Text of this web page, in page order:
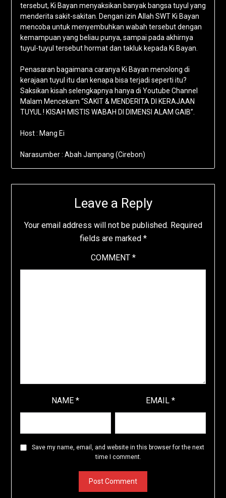
tersebut, Ki Bayan menyaksikan banyak bangsa tuyul yang
menderita sakit-sakitan. Dengan izin Allah SWT Ki Bayan
mencoba untuk menyembuhkan wabah tersebut dengan
kemampuan yang beliau punya, sampai pada akhirnya
tuyul-tuyul tersebut hormat dan takluk kepada Ki Bayan.
Penasaran bagaimana caranya Ki Bayan menolong di
kerajaan tuyul itu dan kenapa bisa terjadi seperti itu?
Saksikan kisah selengkapnya hanya di Youtube Channel
Malam Mencekam “SAKIT & MENDERITA DI KERAJAAN
TUYUL ! KISAH MISTIS WABAH DI DIMENSI ALAM GAIB”.
Host : Mang Ei
Narasumber : Abah Jampang (Cirebon)
Leave a Reply
Your email address will not be published. Required
fields are marked *
COMMENT *
NAME* EMAIL*
Save my name, email, and website in this browser for the next
time I comment.